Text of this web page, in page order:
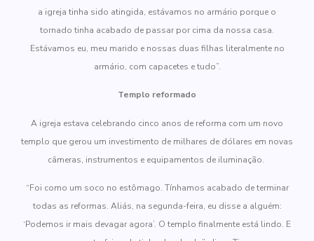
a igreja tinha sido atingida, estávamos no armário porque o
tornado tinha acabado de passar por cima da nossa casa.
Estávamos eu, meu marido e nossas duas filhas literalmente no
armário, com capacetes e tudo”.
Templo reformado
A igreja estava celebrando cinco anos de reforma com um novo
templo que gerou um investimento de milhares de dólares em novas
câmeras, instrumentos e equipamentos de iluminação.
“Foi como um soco no estômago. Tínhamos acabado de terminar
todas as reformas. Aliás, na segunda-feira, eu disse a alguém:
‘Podemos ir mais devagar agora’. O templo finalmente está lindo. E